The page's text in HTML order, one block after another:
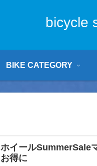
bicycle
BIKE CATEGORY
ホイールSummerSale
お得に